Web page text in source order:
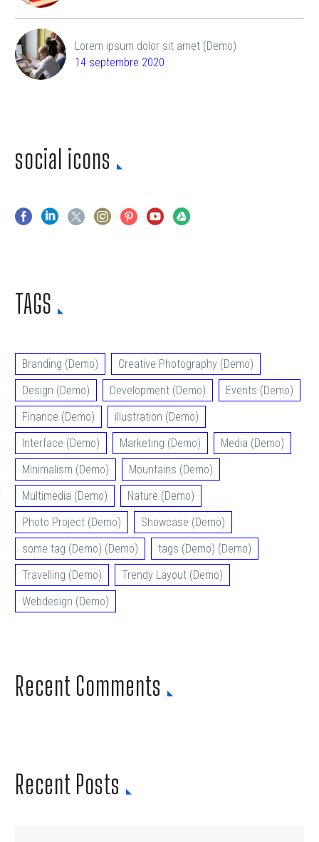
Lorem ipsum dolor sit amet (Demo)
14 septembre 2020
social icons
TAGS
Branding (Demo)
Creative Photography (Demo)
Design (Demo)
Development (Demo)
Events (Demo)
Finance (Demo)
illustration (Demo)
Interface (Demo)
Marketing (Demo)
Media (Demo)
Minimalism (Demo)
Mountains (Demo)
Multimedia (Demo)
Nature (Demo)
Photo Project (Demo)
Showcase (Demo)
some tag (Demo) (Demo)
tags (Demo) (Demo)
Travelling (Demo)
Trendy Layout (Demo)
Webdesign (Demo)
Recent Comments
Recent Posts